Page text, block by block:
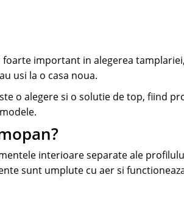
important in alegerea
usi la o casa noua.
o alegere si o solutie de top, fiind
interioare separate ale
sunt umplute cu aer si